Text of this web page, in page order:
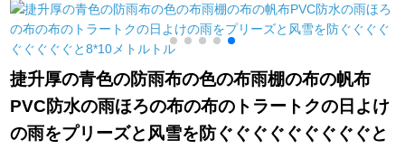
折りにしてから、晴
雨を収穫します。
ーの屋根の雨よけカ
カバを折れ畳みまし
た。风よけカバの黒
い裏+前后の窓を开け
ます。
のロビ・ホーテの銀
行のデパトには、傘
頭前に置いてありま
す。
捷升厚の青色の防雨布の色の布雨棚の布の帆布
PVC防水の雨ほろの布の布のトラートクの日よけ
の雨をプリーズと风雪を防ぐぐぐぐぐぐぐぐぐと